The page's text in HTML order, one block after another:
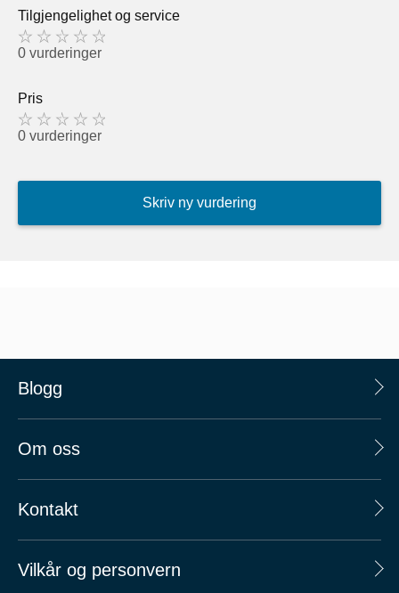
Tilgjengelighet og service
0 vurderinger
Pris
0 vurderinger
Skriv ny vurdering
Blogg
Om oss
Kontakt
Vilkår og personvern